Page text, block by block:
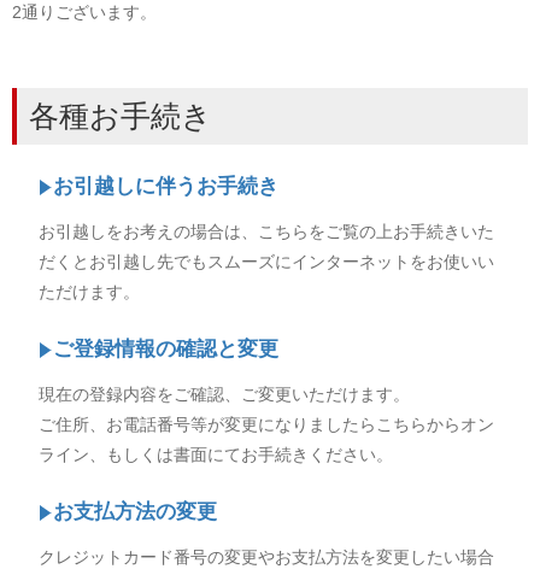
2通りございます。
各種お手続き
お引越しに伴うお手続き
お引越しをお考えの場合は、こちらをご覧の上お手続きいた
だくとお引越し先でもスムーズにインターネットをお使いい
ただけます。
ご登録情報の確認と変更
現在の登録内容をご確認、ご変更いただけます。
ご住所、お電話番号等が変更になりましたらこちらからオン
ライン、もしくは書面にてお手続きください。
お支払方法の変更
クレジットカード番号の変更やお支払方法を変更したい場合